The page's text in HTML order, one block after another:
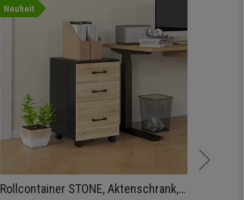
Neuheit
Rollcontainer STONE, Aktenschrank, 3